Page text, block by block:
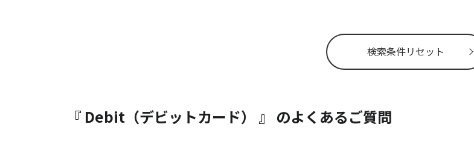
検索条件リセット
『 Debit（デビットカード） 』 のよくあるご質問